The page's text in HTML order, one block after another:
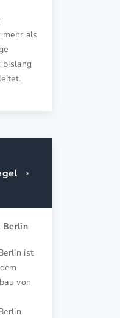
mehr als
bislang
Berlin
ist
von